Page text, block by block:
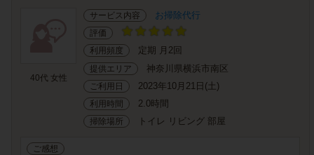
40代 女性
サービス内容 お掃除代行
評価
利用頻度
定期 月2回
提供エリア 神奈川県横浜市南区
ご利用日 2023年10月21日(土)
利用時間 2.0時間
掃除場所 トイレ リビング 部屋
ご感想